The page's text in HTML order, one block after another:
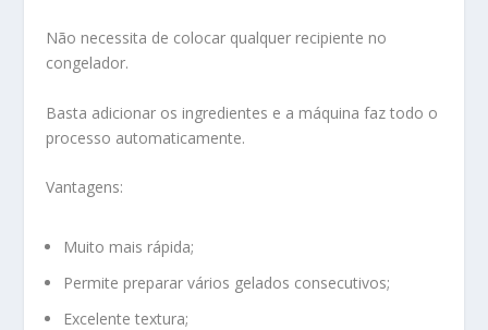
Não necessita de colocar qualquer recipiente no
congelador.
Basta adicionar os ingredientes e a máquina faz todo o
processo automaticamente.
Vantagens:
Muito mais rápida;
Permite preparar vários gelados consecutivos;
Excelente textura;